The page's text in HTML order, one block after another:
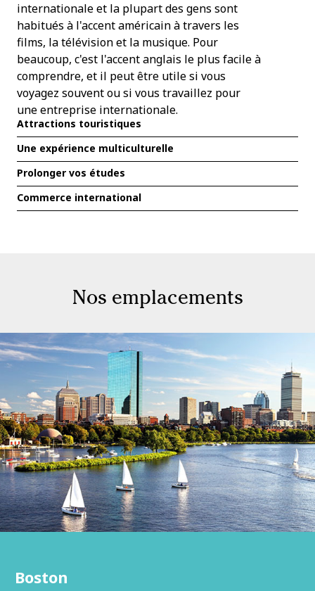
internationale et la plupart des gens sont
habitués à l'accent américain à travers les
films, la télévision et la musique. Pour
beaucoup, c'est l'accent anglais le plus facile à
comprendre, et il peut être utile si vous
voyagez souvent ou si vous travaillez pour
une entreprise internationale.
Attractions touristiques
Une expérience multiculturelle
Prolonger vos études
Commerce international
Nos emplacements
Boston